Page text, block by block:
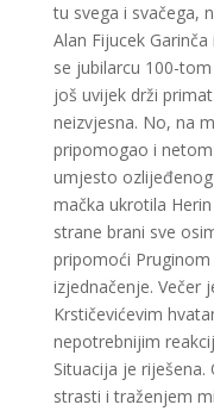
tu svega i svačega,
Alan Fijucek
se jubilarcu 100-
još uvijek drži
neizvjesna. No, na
pripomogao i
umjesto
mačka ukrotila
strane brani sve
pripomoći
izjednačenje. Večer
Krstičevićevim
nepotrebnijim
Situacija je
strasti i traženjem